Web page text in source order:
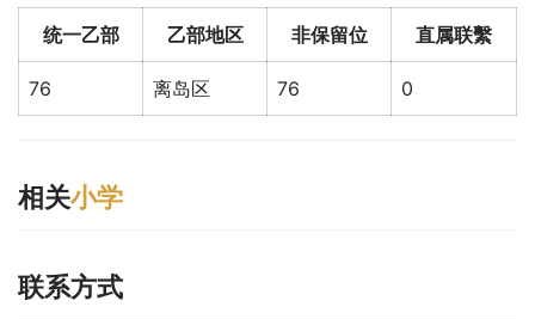
统一乙部 乙部地区 非保留位 直属联繫
76 离岛区 76 0
相关小学
联系方式